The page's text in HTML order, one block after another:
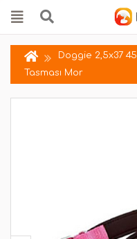
Doggie 2,5x37
Tasması Mor